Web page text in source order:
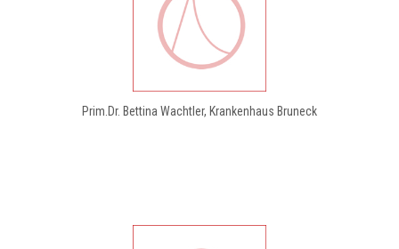
Prim.Dr. Bettina Wachtler, Krankenhaus Bruneck